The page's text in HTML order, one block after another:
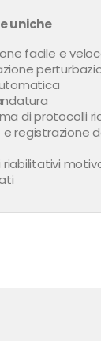
uniche
facile e
di protocolli
e registrazione
riabilitativi